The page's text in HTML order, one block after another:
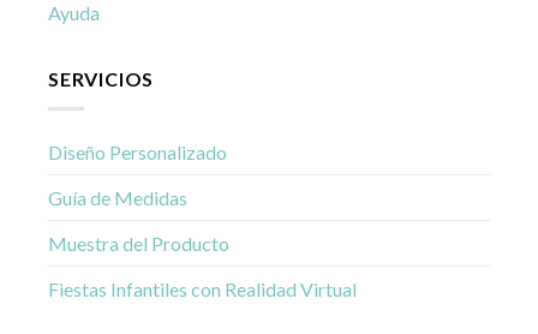
Ayuda
SERVICIOS
Diseño Personalizado
Guía de Medidas
Muestra del Producto
Fiestas Infantiles con Realidad Virtual